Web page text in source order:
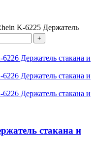
K-6225 Держатель
стакана и